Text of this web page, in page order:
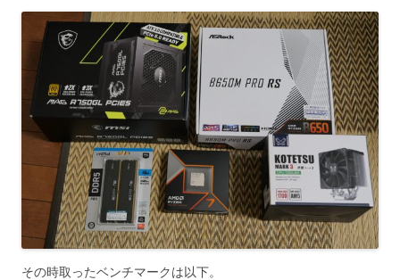
その時取ったベンチマークは以下。